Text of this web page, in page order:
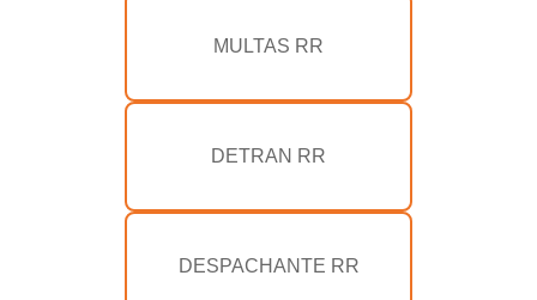
MULTAS RR
DETRAN RR
DESPACHANTE RR